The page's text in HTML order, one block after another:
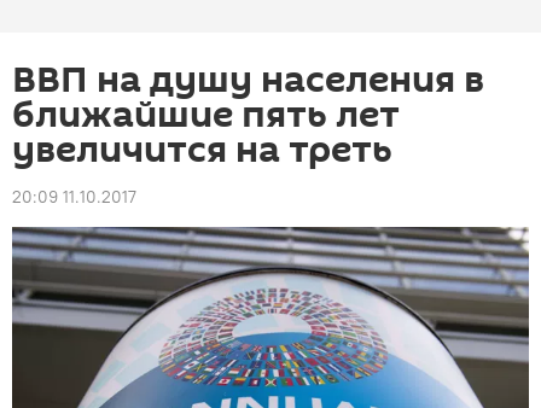
ВВП на душу населения в
ближайшие пять лет
увеличится на треть
20:09 11.10.2017